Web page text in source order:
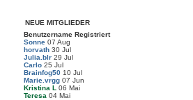
NEUE MITGLIEDER
Benutzername Registriert
Sonne 07 Aug
horvath 30 Jul
Julia.blr 29 Jul
Carlo 25 Jul
Brainfog50 10 Jul
Marie.vrgg 07 Jun
Kristina L 06 Mai
Teresa 04 Mai